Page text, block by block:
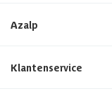
Azalp
Klantenservice